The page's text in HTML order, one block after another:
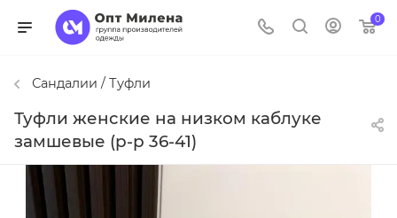
0
Сандалии / Туфли
Туфли женские на низком каблуке
замшевые (р-р 36-41)